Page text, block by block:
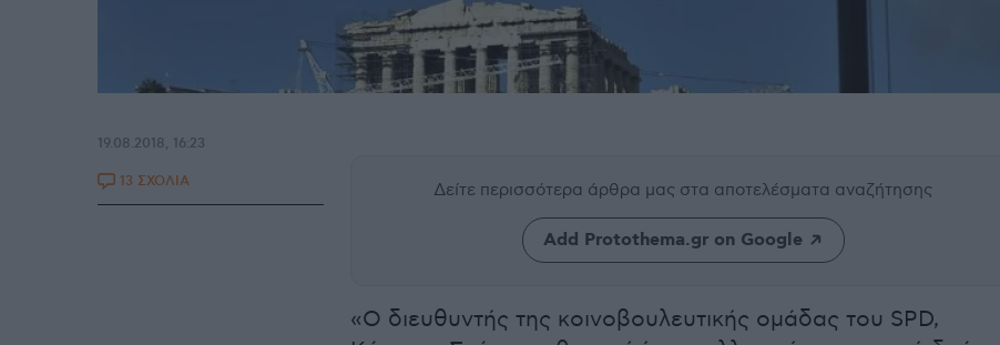
Δείτε περισσότερα άρθρα μας στα αποτελέσματα αναζήτησης
Add Protothema.gr on Google
«Ο διευθυντής της κοινοβουλευτικής ομάδας του SPD,
19.08.2018, 16:23
13 ΣΧΟΛΙΑ